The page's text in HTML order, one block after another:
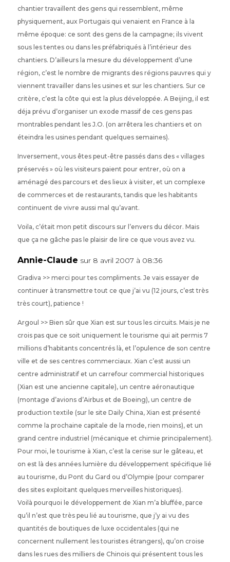
chantier travaillent des gens qui ressemblent, même
physiquement, aux Portugais qui venaient en France à la
même époque: ce sont des gens de la campagne; ils vivent
sous les tentes ou dans les préfabriqués à l’intérieur des
chantiers. D’ailleurs la mesure du développement d’une
région, c’est le nombre de migrants des régions pauvres qui y
viennent travailler dans les usines et sur les chantiers. Sur ce
critère, c’est la côte qui est la plus développée. A Beijing, il est
déja prévu d’organiser un exode massif de ces gens pas
montrables pendant les J.O. (on arrêtera les chantiers et on
éteindra les usines pendant quelques semaines).
Inversement, vous êtes peut-être passés dans des « villages
préservés » où les visiteurs paient pour entrer, où on a
aménagé des parcours et des lieux à visiter, et un complexe
de commerces et de restaurants, tandis que les habitants
continuent de vivre aussi mal qu’avant.
Voila, c’était mon petit discours sur l’envers du décor. Mais
que ça ne gâche pas le plaisir de lire ce que vous avez vu.
Annie-Claude sur 8 avril 2007 à 08:36
Gradiva >> merci pour tes compliments. Je vais essayer de
continuer à transmettre tout ce que j’ai vu (12 jours, c’est très
très court), patience !
Argoul >> Bien sûr que Xian est sur tous les circuits. Mais je ne
crois pas que ce soit uniquement le tourisme qui ait permis 7
millions d’habitants concentrés là, et l’opulence de son centre
ville et de ses centres commerciaux. Xian c’est aussi un
centre administratif et un carrefour commercial historiques
(Xian est une ancienne capitale), un centre aéronautique
(montage d’avions d’Airbus et de Boeing), un centre de
production textile (sur le site Daily China, Xian est présenté
comme la prochaine capitale de la mode, rien moins), et un
grand centre industriel (mécanique et chimie principalement).
Pour moi, le tourisme à Xian, c’est la cerise sur le gâteau, et
on est là des années lumière du développement spécifique lié
au tourisme, du Pont du Gard ou d’Olympie (pour comparer
des sites exploitant quelques merveilles historiques).
Voilà pourquoi le développement de Xian m’a bluffée, parce
qu’il n’est que très peu lié au tourisme, que j’y ai vu des
quantités de boutiques de luxe occidentales (qui ne
concernent nullement les touristes étrangers), qu’on croise
dans les rues des milliers de Chinois qui présentent tous les